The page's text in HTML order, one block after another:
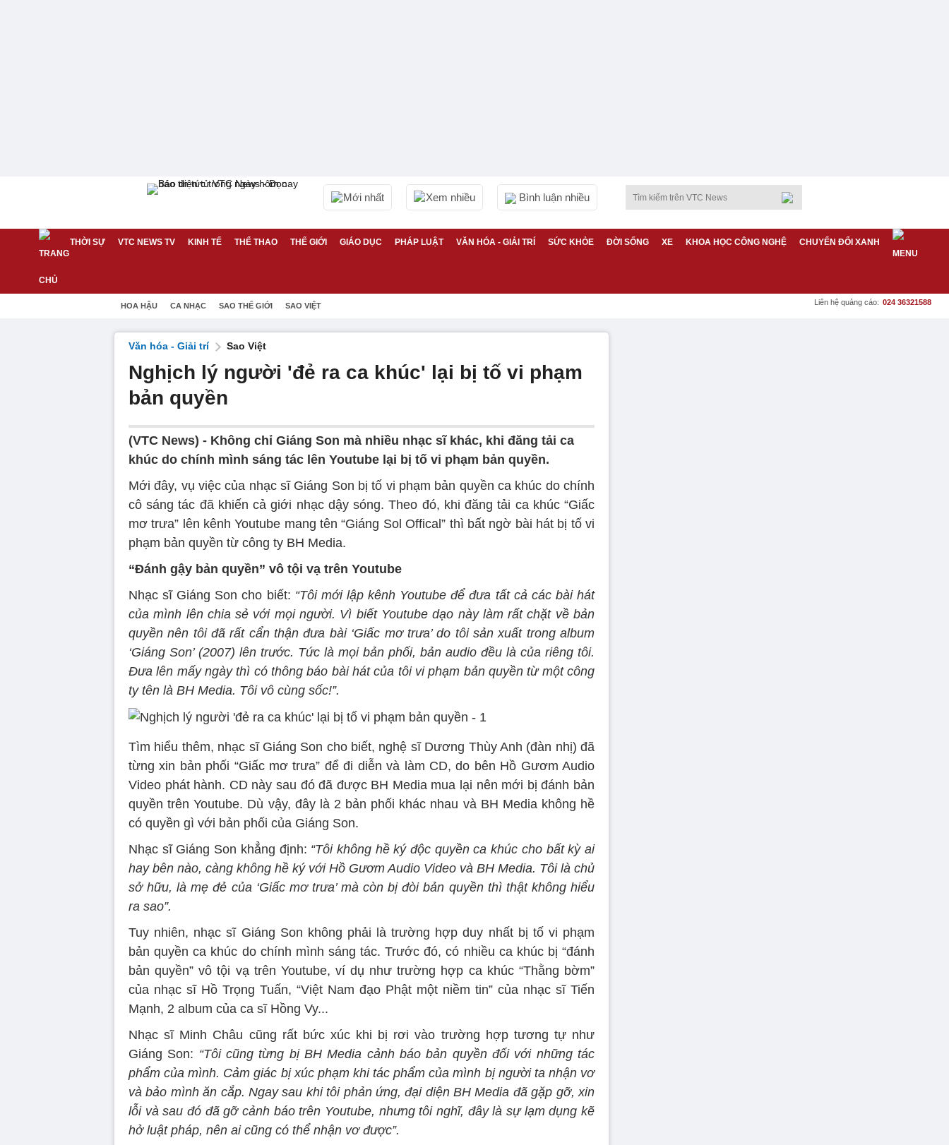
Mới nhất Xem nhiều Bình luận nhiều
THỜI SỰ VTC NEWS TV KINH TẾ THỂ THAO THẾ GIỚI GIÁO DỤC PHÁP LUẬT VĂN HÓA - GIẢI TRÍ SỨC KHỎE ĐỜI SỐNG XE KHOA HỌC CÔNG NGHỆ CHUYỂN ĐỔI XANH
HOA HẬU CA NHẠC SAO THẾ GIỚI SAO VIỆT Liên hệ quảng cáo: 024 36321588
Văn hóa - Giải trí Sao Việt
Nghịch lý người 'đẻ ra ca khúc' lại bị tố vi phạm
bản quyền
(VTC News) - Không chỉ Giáng Son mà nhiều nhạc sĩ khác, khi đăng tải ca
khúc do chính mình sáng tác lên Youtube lại bị tố vi phạm bản quyền.
Mới đây, vụ việc của nhạc sĩ Giáng Son bị tố vi phạm bản quyền ca khúc do chính
cô sáng tác đã khiến cả giới nhạc dậy sóng. Theo đó, khi đăng tải ca khúc “Giấc
mơ trưa” lên kênh Youtube mang tên “Giáng Sol Offical” thì bất ngờ bài hát bị tố vi
phạm bản quyền từ công ty BH Media.
“Đánh gậy bản quyền” vô tội vạ trên Youtube
Nhạc sĩ Giáng Son cho biết: “Tôi mới lập kênh Youtube để đưa tất cả các bài hát
của mình lên chia sẻ với mọi người. Vì biết Youtube dạo này làm rất chặt về bản
quyền nên tôi đã rất cẩn thận đưa bài ‘Giấc mơ trưa’ do tôi sản xuất trong album
‘Giáng Son’ (2007) lên trước. Tức là mọi bản phối, bản audio đều là của riêng tôi.
Đưa lên mấy ngày thì có thông báo bài hát của tôi vi phạm bản quyền từ một công
ty tên là BH Media. Tôi vô cùng sốc!”.
Tìm hiểu thêm, nhạc sĩ Giáng Son cho biết, nghệ sĩ Dương Thùy Anh (đàn nhị) đã
từng xin bản phối “Giấc mơ trưa” để đi diễn và làm CD, do bên Hồ Gươm Audio
Video phát hành. CD này sau đó đã được BH Media mua lại nên mới bị đánh bản
quyền trên Youtube. Dù vậy, đây là 2 bản phối khác nhau và BH Media không hề
có quyền gì với bản phối của Giáng Son.
Nhạc sĩ Giáng Son khẳng định: “Tôi không hề ký độc quyền ca khúc cho bất kỳ ai
hay bên nào, càng không hề ký với Hồ Gươm Audio Video và BH Media. Tôi là chủ
sở hữu, là mẹ đẻ của ‘Giấc mơ trưa’ mà còn bị đòi bản quyền thì thật không hiểu
ra sao”.
Tuy nhiên, nhạc sĩ Giáng Son không phải là trường hợp duy nhất bị tố vi phạm
bản quyền ca khúc do chính mình sáng tác. Trước đó, có nhiều ca khúc bị “đánh
bản quyền” vô tội vạ trên Youtube, ví dụ như trường hợp ca khúc “Thằng bờm”
của nhạc sĩ Hồ Trọng Tuấn, “Việt Nam đạo Phật một niềm tin” của nhạc sĩ Tiến
Mạnh, 2 album của ca sĩ Hồng Vy...
Nhạc sĩ Minh Châu cũng rất bức xúc khi bị rơi vào trường hợp tương tự như
Giáng Son: “Tôi cũng từng bị BH Media cảnh báo bản quyền đối với những tác
phẩm của mình. Cảm giác bị xúc phạm khi tác phẩm của mình bị người ta nhận vơ
và bảo mình ăn cắp. Ngay sau khi tôi phản ứng, đại diện BH Media đã gặp gỡ, xin
lỗi và sau đó đã gỡ cảnh báo trên Youtube, nhưng tôi nghĩ, đây là sự lạm dụng kẽ
hở luật pháp, nên ai cũng có thể nhận vơ được”.